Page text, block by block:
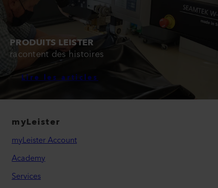
PRODUITS LEISTER
racontent des histoires
Lire les articles
myLeister
myLeister Account
Academy
Services